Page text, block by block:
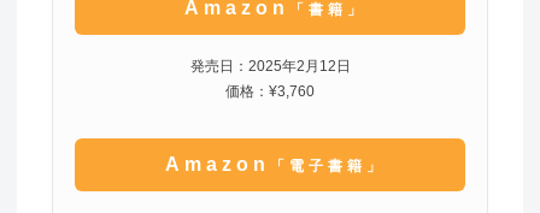
Amazon 「書籍」
発売日：2025年2月12日
価格：¥3,760
Amazon 「電子書籍」